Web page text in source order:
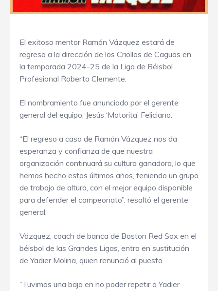
El exitoso mentor Ramón Vázquez estará de
regreso a la dirección de los Criollos de Caguas en
la temporada 2024-25 de la Liga de Béisbol
Profesional Roberto Clemente.
El nombramiento fue anunciado por el gerente
general del equipo, Jesús ‘Motorita’ Feliciano.
“El regreso a casa de Ramón Vázquez nos da
esperanza y confianza de que nuestra
organización continuará su cultura ganadora, lo que
hemos hecho estos últimos años, teniendo un grupo
de trabajo de altura, con el mejor equipo disponible
para defender el campeonato”, resaltó el gerente
general.
Vázquez, coach de banca de Boston Red Sox en el
béisbol de las Grandes Ligas, entra en sustitución
de Yadier Molina, quien renunció al puesto.
“Tuvimos una baja en no poder repetir a Yadier